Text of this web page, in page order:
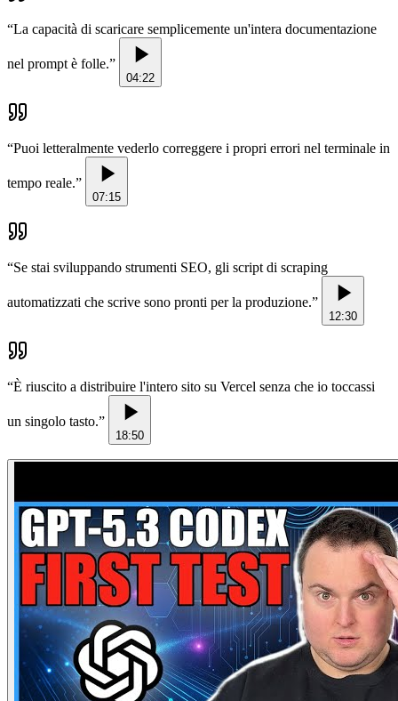
“La capacità di scaricare semplicemente un'intera documentazione
nel prompt è folle.”
04:22
“Puoi letteralmente vederlo correggere i propri errori nel terminale in
tempo reale.”
07:15
“Se stai sviluppando strumenti SEO, gli script di scraping
automatizzati che scrive sono pronti per la produzione.”
12:30
“È riuscito a distribuire l'intero sito su Vercel senza che io toccassi
un singolo tasto.”
18:50